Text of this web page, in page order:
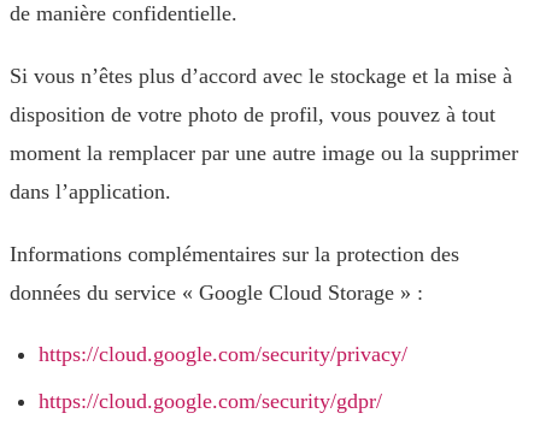
de manière confidentielle.
Si vous n’êtes plus d’accord avec le stockage et la mise à
disposition de votre photo de profil, vous pouvez à tout
moment la remplacer par une autre image ou la supprimer
dans l’application.
Informations complémentaires sur la protection des
données du service « Google Cloud Storage » :
https://cloud.google.com/security/privacy/
https://cloud.google.com/security/gdpr/